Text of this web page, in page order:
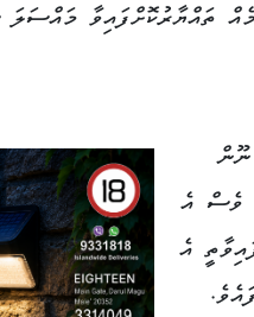
ތައްޔާރުކޮށްފައިވާ
ވެސް އެ
އެ